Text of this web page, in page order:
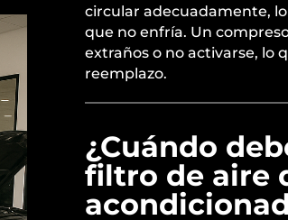
circular adecuadamente,
que no enfría. Un
extraños o no activarse, lo
reemplazo.
¿Cuándo
filtro de aire